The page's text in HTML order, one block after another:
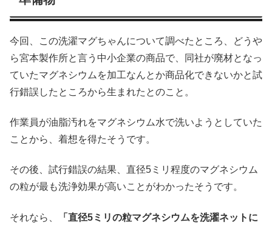
今回、この洗濯マグちゃんについて調べたところ、どうや
ら宮本製作所と言う中小企業の商品で、同社が廃材となっ
ていたマグネシウムを加工なんとか商品化できないかと試
行錯誤したところから生まれたとのこと。
作業員が油脂汚れをマグネシウム水で洗いようとしていた
ことから、着想を得たそうです。
その後、試行錯誤の結果、直径5ミリ程度のマグネシウム
の粒が最も洗浄効果が高いことがわかったそうです。
それなら、
「直径5ミリの粒マグネシウムを洗濯ネットに